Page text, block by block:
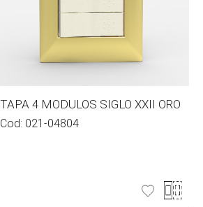
TAPA 4 MODULOS SIGLO XXII ORO
Cod: 021-04804